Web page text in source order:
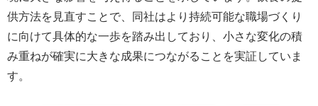
供方法を見直すことで、同社はより持続可能な職場づくり
に向けて具体的な一歩を踏み出しており、小さな変化の積
み重ねが確実に大きな成果につながることを実証していま
す。